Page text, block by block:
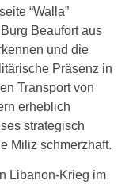
“Walla”
Beaufort aus
und die
Präsenz in
Transport von
erheblich
strategisch
Miliz schmerzhaft.
Libanon-Krieg im